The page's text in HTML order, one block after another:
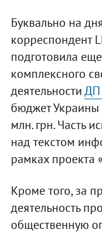
Буквально на
корреспондент
подготовила
комплексного
деятельностиДП
бюджет
млн. грн. Часть
над текстом
рамках проекта
Кроме того, за
деятельность
общественную